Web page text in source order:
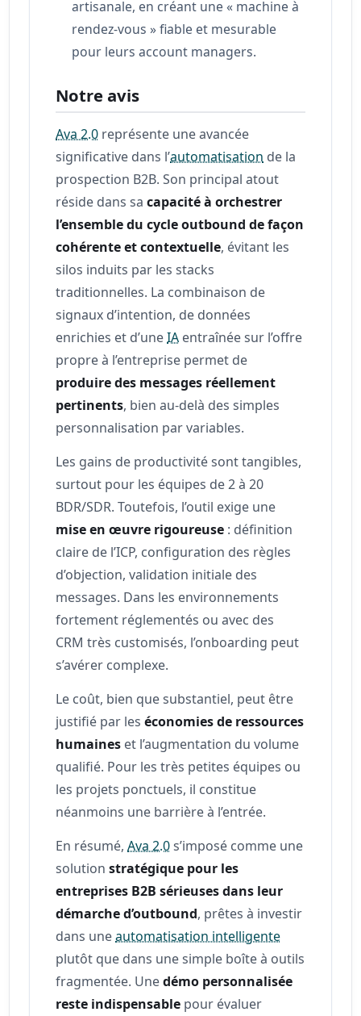
artisanale, en créant une « machine à
rendez-vous » fiable et mesurable
pour leurs account managers.
Notre avis
Ava 2.0 représente une avancée
significative dans l’automatisation de la
prospection B2B. Son principal atout
réside dans sacapacité à orchestrer
l’ensemble du cycle outbound de façon
cohérente et contextuelle, évitant les
silos induits par les stacks
traditionnelles. La combinaison de
signaux d’intention, de données
enrichies et d’uneIA entraînée sur l’offre
propre à l’entreprise permet de
produire des messages réellement
pertinents, bien au-delà des simples
personnalisation par variables.
Les gains de productivité sont tangibles,
surtout pour les équipes de 2 à 20
BDR/SDR. Toutefois, l’outil exige une
mise en œuvre rigoureuse : définition
claire de l’ICP, configuration des règles
d’objection, validation initiale des
messages. Dans les environnements
fortement réglementés ou avec des
CRM très customisés, l’onboarding peut
s’avérer complexe.
Le coût, bien que substantiel, peut être
justifié par leséconomies de ressources
humaines et l’augmentation du volume
qualifié. Pour les très petites équipes ou
les projets ponctuels, il constitue
néanmoins une barrière à l’entrée.
En résumé,Ava 2.0s’imposé comme une
solutionstratégique pour les
entreprises B2B sérieuses dans leur
démarche d’outbound, prêtes à investir
dans uneautomatisation intelligente
plutôt que dans une simple boîte à outils
fragmentée. Unedémo personnalisée
reste indispensable pour évaluer